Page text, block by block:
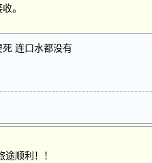
。
连口水都没有
途顺利！！